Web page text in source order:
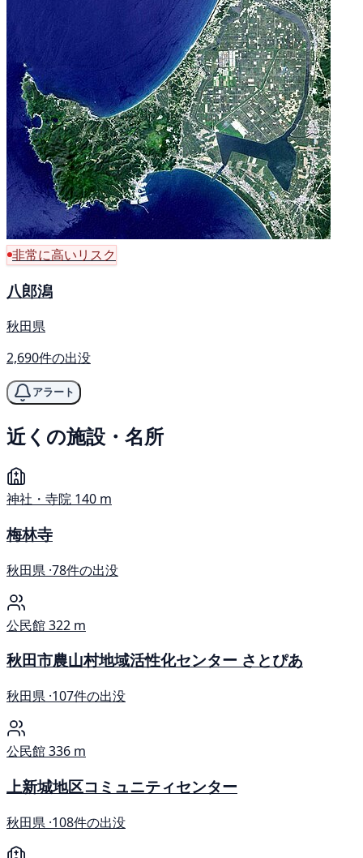
非常に高いリスク
八郎潟
秋田県
2,690件の出没
アラート
近くの施設・名所
神社・寺院 140 m
梅林寺
秋田県 ·78件の出没
公民館322 m
秋田市農山村地域活性化センター さとぴあ
秋田県 ·107件の出没
公民館336 m
上新城地区コミュニティセンター
秋田県 ·108件の出没